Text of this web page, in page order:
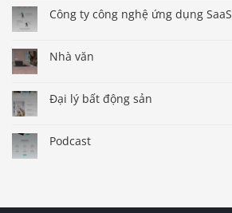
Công ty công nghệ ứng dụng SaaS
Nhà văn
Đại lý bất động sản
Podcast